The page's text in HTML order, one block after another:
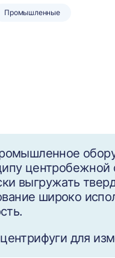
Промышленные
выгружать
широко
для